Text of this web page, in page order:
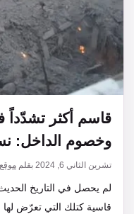
قاسم أكثر تشدّداً
وخصوم الداخل:
تشرين الثاني 6, 2024 بقلم
لم يحصل في التاريخ
قاسية كتلك التي تعرّض لها